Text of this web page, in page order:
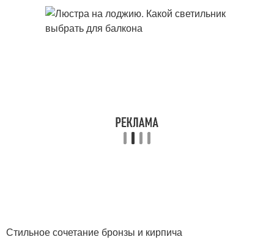
Стильное сочетание бронзы и кирпича